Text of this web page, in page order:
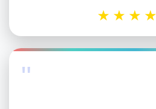
★
★
★
★
"